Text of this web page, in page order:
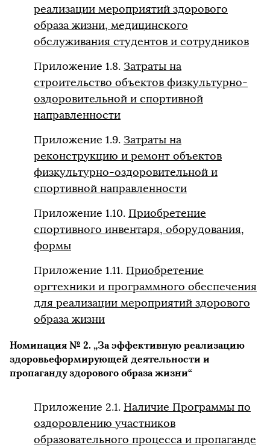
реализации мероприятий здорового
образа жизни, медицинского
обслуживания студентов и сотрудников
Приложение 1.8. Затраты на
строительство объектов физкультурно-
оздоровительной и спортивной
направленности
Приложение 1.9. Затраты на
реконструкцию и ремонт объектов
физкультурно-оздоровительной и
спортивной направленности
Приложение 1.10. Приобретение
спортивного инвентаря, оборудования,
формы
Приложение 1.11. Приобретение
оргтехники и программного обеспечения
для реализации мероприятий здорового
образа жизни
Номинация № 2. „За эффективную реализацию
здоровьеформирующей деятельности и
пропаганду здорового образа жизни“
Приложение 2.1. Наличие Программы по
оздоровлению участников
образовательного процесса и пропаганде